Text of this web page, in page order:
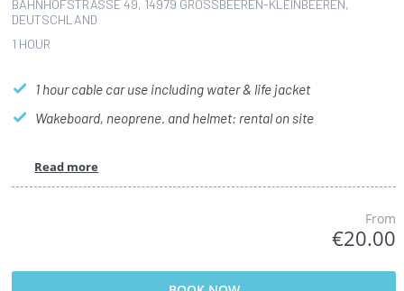
BAHNHOFSTRASSE 49, 14979 GROSSBEEREN-KLEINBEEREN, DE
UTSCHLAND
1 HOUR
1 hour cable car use including water & life jacket
Wakeboard, neoprene. and helmet: rental on site
Read more
From
€20.00